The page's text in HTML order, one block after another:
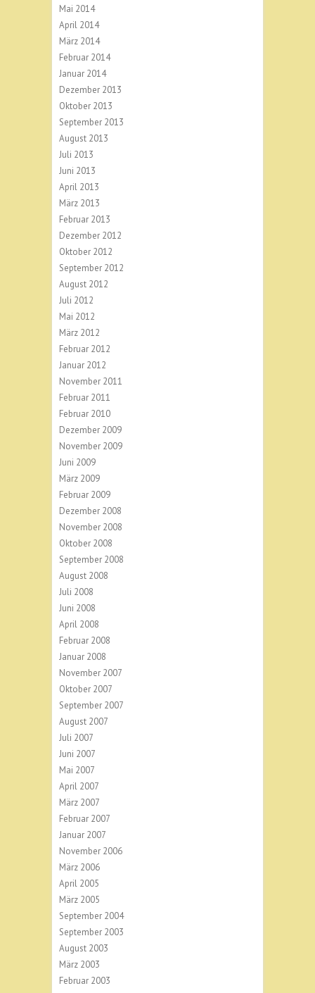
Mai 2014
April 2014
März 2014
Februar 2014
Januar 2014
Dezember 2013
Oktober 2013
September 2013
August 2013
Juli 2013
Juni 2013
April 2013
März 2013
Februar 2013
Dezember 2012
Oktober 2012
September 2012
August 2012
Juli 2012
Mai 2012
März 2012
Februar 2012
Januar 2012
November 2011
Februar 2011
Februar 2010
Dezember 2009
November 2009
Juni 2009
März 2009
Februar 2009
Dezember 2008
November 2008
Oktober 2008
September 2008
August 2008
Juli 2008
Juni 2008
April 2008
Februar 2008
Januar 2008
November 2007
Oktober 2007
September 2007
August 2007
Juli 2007
Juni 2007
Mai 2007
April 2007
März 2007
Februar 2007
Januar 2007
November 2006
März 2006
April 2005
März 2005
September 2004
September 2003
August 2003
März 2003
Februar 2003